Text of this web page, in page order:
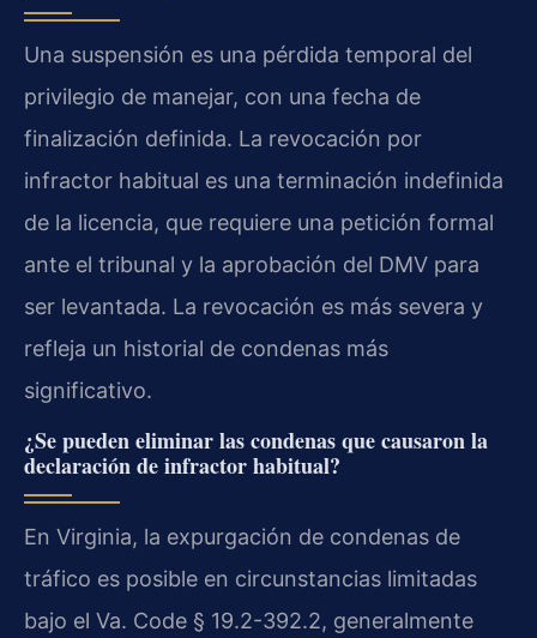
Una suspensión es una pérdida temporal del
privilegio de manejar, con una fecha de
finalización definida. La revocación por
infractor habitual es una terminación indefinida
de la licencia, que requiere una petición formal
ante el tribunal y la aprobación del DMV para
ser levantada. La revocación es más severa y
refleja un historial de condenas más
significativo.
¿Se pueden eliminar las condenas que causaron la
declaración de infractor habitual?
En Virginia, la expurgación de condenas de
tráfico es posible en circunstancias limitadas
bajo el Va. Code § 19.2-392.2, generalmente